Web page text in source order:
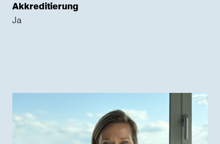
Akkreditierung
Ja